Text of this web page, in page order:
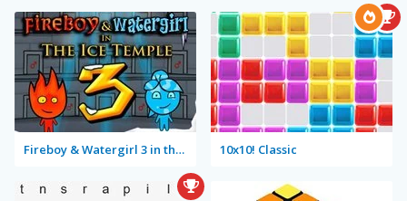
Fireboy & Watergirl 3 in the Ice Temple 10x10! Classic